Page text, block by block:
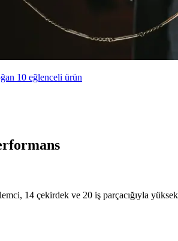
10 eğlenceli ürün
14 çekirdek ve 20 iş parçacığıyla